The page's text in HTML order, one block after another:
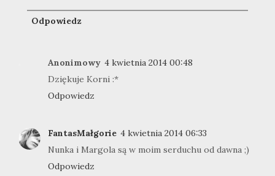
Odpowiedz
Anonimowy 4 kwietnia 2014 00:48
Dziękuje Korni :*
Odpowiedz
FantasMałgorie 4 kwietnia 2014 06:33
Nunka i Margola są w moim serduchu od dawna ;)
Odpowiedz